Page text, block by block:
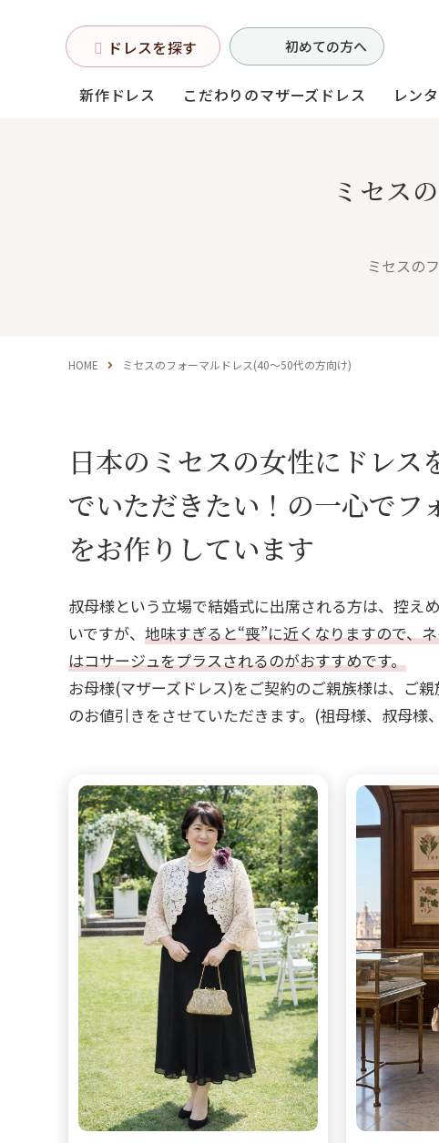
ドレスを探す 初めての方へ
新作ドレス こだわりのマザーズドレス レン
ミ
ミセス
ミセスの
HOME ミセスのフォーマルドレス(40～50代の方向け)
日本のミセスの女性にドレス
でいただきたい！の一心でフ
をお作りしています
叔母様という立場で結婚式に出席される方は、控え
いですが、 地味すぎると“喪”に近くなりますので、
はコサージュをプラスされるのがおすすめです。
お母様(マザーズドレス)をご契約のご親族様は、ご
のお値引きをさせていただきます。(祖母様、叔母様